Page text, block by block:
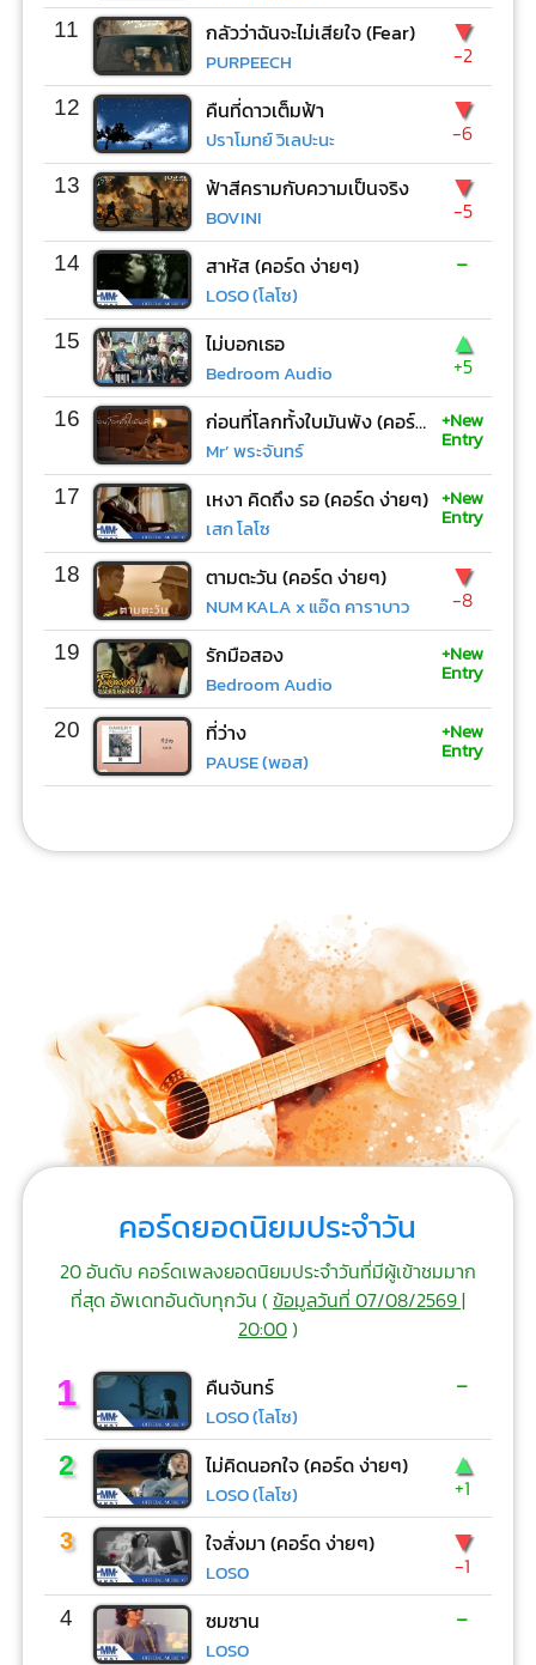
11 กลัวว่าฉันจะไม่เสียใจ (Fear)
PURPEECH
▼
-2
12 คืนที่ดาวเต็มฟ้า
ปราโมทย์ วิเลปะนะ
▼
-6
13 ฟ้าสีครามกับความเป็นจริง
BOVINI
▼
-5
14 สาหัส (คอร์ด ง่ายๆ)
LOSO (โลโซ)
-
15 ไม่บอกเธอ
Bedroom Audio
▲
+5
16 ก่อนที่โลกทั้งใบมันพัง (คอร์ด ง่ายๆ)
Mr’ พระจันทร์
+New
Entry
17 เหงา คิดถึง รอ (คอร์ด ง่ายๆ)
เสก โลโซ
+New
Entry
18 ตามตะวัน (คอร์ด ง่ายๆ)
NUM KALA x แอ๊ด คาราบาว
▼
-8
19 รักมือสอง
Bedroom Audio
+New
Entry
20 ที่ว่าง
PAUSE (พอส)
+New
Entry
คอร์ดยอดนิยมประจำวัน
20 อันดับ คอร์ดเพลงยอดนิยมประจำวันที่มีผู้เข้าชมมาก
ที่สุด อัพเดทอันดับทุกวัน (ข้อมูลวันที่ 07/08/2569 |
20:00)
1 คืนจันทร์
LOSO (โลโซ)
-
2 ไม่คิดนอกใจ (คอร์ด ง่ายๆ)
LOSO (โลโซ)
▲
+1
3 ใจสั่งมา (คอร์ด ง่ายๆ)
LOSO
▼
-1
4 ซมซาน
LOSO
-